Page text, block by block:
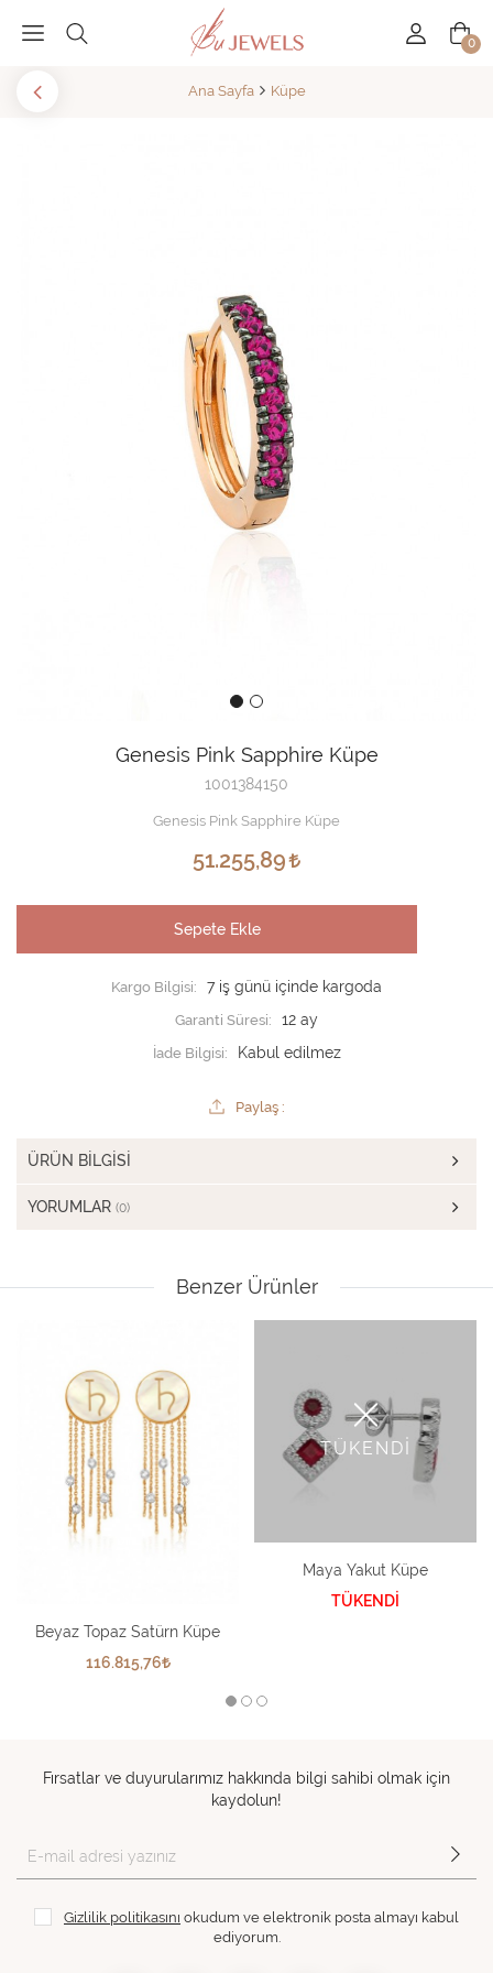
0
Ana Sayfa Küpe
Genesis Pink Sapphire Küpe
1001384150
Genesis Pink Sapphire Küpe
51.255,89
Sepete Ekle
Kargo Bilgisi:
7 iş günü içinde kargoda
Garanti Süresi:
12 ay
İade Bilgisi:
Paylaş :
ÜRÜN BILGISI
YORUMLAR (0)
Benzer Ürünler
Beyaz Topaz Satürn Küpe
116.815,76
TÜKENDİ
Maya Yakut Küpe
TÜKENDİ
Fırsatlar ve duyurularımız hakkında bilgi sahibi olmak için
kaydolun!
Gizlilik politikasını okudum ve elektronik posta almayı kabul
ediyorum.